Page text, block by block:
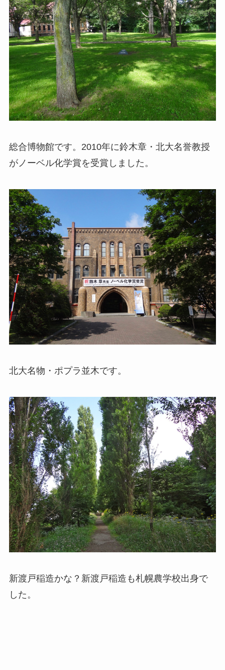
総合博物館です。2010年に鈴木章・北大名誉教授
がノーベル化学賞を受賞しました。
北大名物・ポプラ並木です。